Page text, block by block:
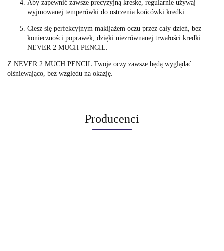
Aby zapewnić zawsze precyzyjną kreskę, regularnie używaj
wyjmowanej temperówki do ostrzenia końcówki kredki.
Ciesz się perfekcyjnym makijażem oczu przez cały dzień, bez
konieczności poprawek, dzięki niezrównanej trwałości kredki
NEVER 2 MUCH PENCIL.
Z NEVER 2 MUCH PENCIL Twoje oczy zawsze będą wyglądać
olśniewająco, bez względu na okazję.
Producenci